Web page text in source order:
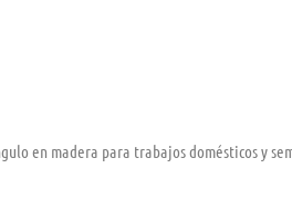
en madera para trabajos domésticos y